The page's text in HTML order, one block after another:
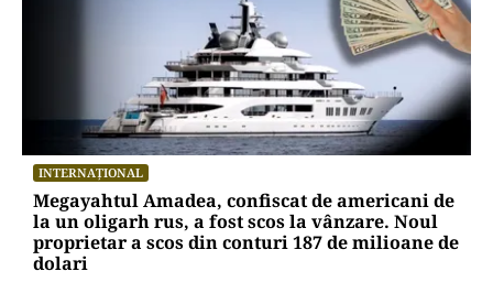
INTERNAȚIONAL
Megayahtul Amadea, confiscat de americani de
la un oligarh rus, a fost scos la vânzare. Noul
proprietar a scos din conturi 187 de milioane de
dolari